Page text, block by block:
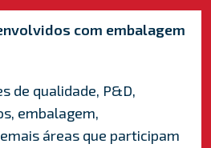
com embalagem
de qualidade, P&D,
embalagem,
áreas que participam